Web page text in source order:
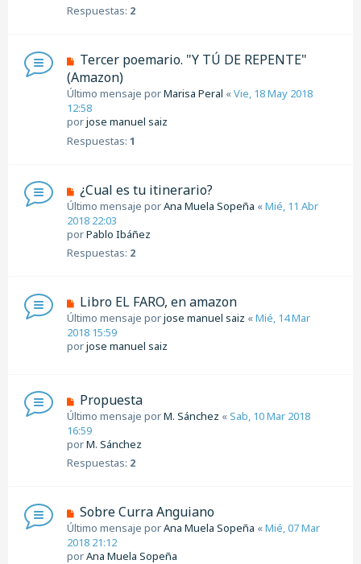
Respuestas: 2
Tercer poemario. "Y TÚ DE REPENTE"
(Amazon)
Último mensaje porMarisa Peral «Vie, 18 May 2018
12:58
porjose manuel saiz
Respuestas: 1
¿Cual es tu itinerario?
Último mensaje porAna Muela Sopeña «Mié, 11 Abr
2018 22:03
porPablo Ibáñez
Respuestas: 2
Libro EL FARO, en amazon
Último mensaje porjose manuel saiz «Mié, 14 Mar
2018 15:59
porjose manuel saiz
Propuesta
Último mensaje porM. Sánchez «Sab, 10 Mar 2018
16:59
porM. Sánchez
Respuestas: 2
Sobre Curra Anguiano
Último mensaje porAna Muela Sopeña «Mié, 07 Mar
2018 21:12
porAna Muela Sopeña